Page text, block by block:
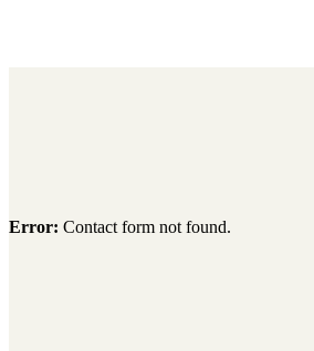
Error: Contact form not found.